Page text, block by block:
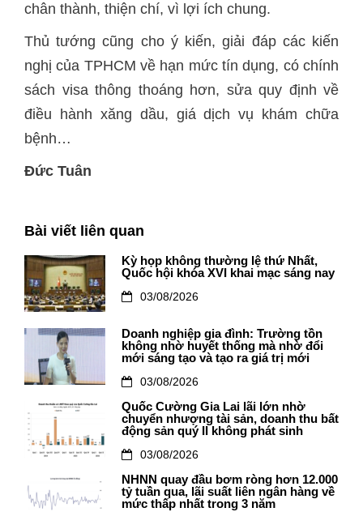
chân thành, thiện chí, vì lợi ích chung.
Thủ tướng cũng cho ý kiến, giải đáp các kiến
nghị của TPHCM về hạn mức tín dụng, có chính
sách visa thông thoáng hơn, sửa quy định về
điều hành xăng dầu, giá dịch vụ khám chữa
bệnh…
Đức Tuân
Bài viết liên quan
Kỳ họp không thường lệ thứ Nhất,
Quốc hội khóa XVI khai mạc sáng nay
03/08/2026
Doanh nghiệp gia đình: Trường tồn
không nhờ huyết thống mà nhờ đổi
mới sáng tạo và tạo ra giá trị mới
03/08/2026
Quốc Cường Gia Lai lãi lớn nhờ
chuyển nhượng tài sản, doanh thu bất
động sản quý II không phát sinh
03/08/2026
NHNN quay đầu bơm ròng hơn 12.000
tỷ tuần qua, lãi suất liên ngân hàng về
mức thấp nhất trong 3 năm